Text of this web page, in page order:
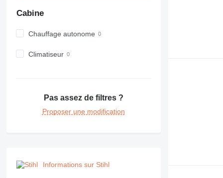
D series
F-series
GC
NR
PM
Cabine
Chauffage autonome
Climatiseur
Pas assez de filtres ?
Proposer une modification
Informations sur Stihl